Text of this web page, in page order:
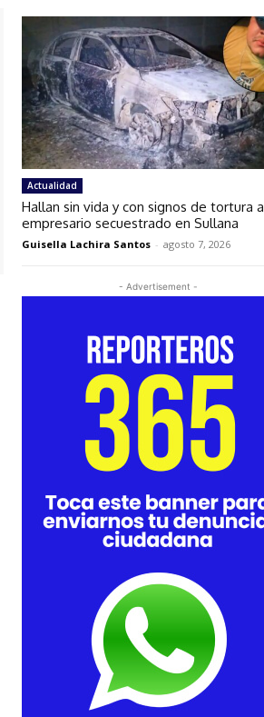
Actualidad
Hallan sin vida y con signos de tortura a
empresario secuestrado en Sullana
Guisella Lachira Santos - agosto 7, 2026
- Advertisement -